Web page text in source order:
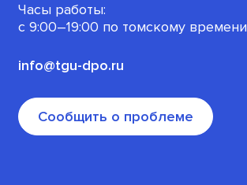
Часы работы:
с 9:00–19:00 по томскому времени
info@tgu-dpo.ru
Сообщить о проблеме
Офлайн-программы